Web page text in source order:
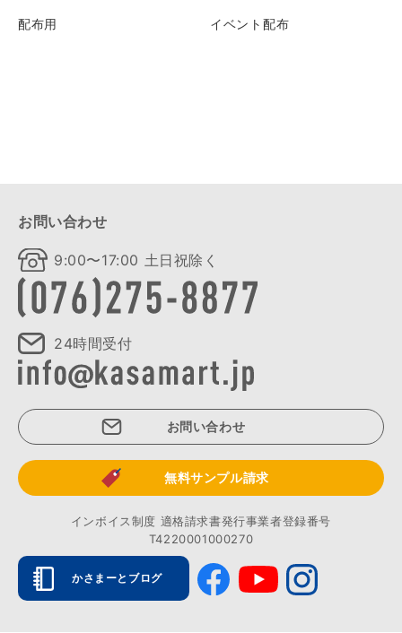
配布用 イベント配布
お問い合わせ
9:00〜17:00 土日祝除く
24時間受付
お問い合わせ
無料サンプル請求
インボイス制度 適格請求書発行事業者登録番号
T4220001000270
かさまーとブログ